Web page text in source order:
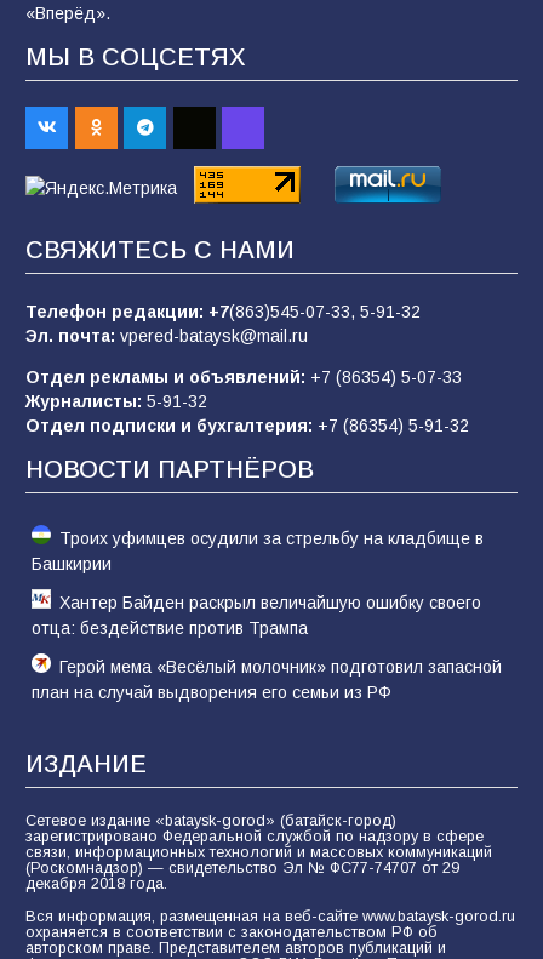
89
«Слухами Москву не возьмёшь»: почему
заявления Киева о мобилизации — это
отчаяние, а не разведка
83 02.08.2026
Батайчане вышли в финал Всероссийского
конкурса «Большая перемена»
62 04.08.2026
Командовал боем до последнего: герой
61 05.08.2026
«Вперёд».
МЫ В СОЦСЕТЯХ
СВЯЖИТЕСЬ С НАМИ
Телефон редакции: +7(863)545-07-33, 5-91-32
Эл. почта: vpered-bataysk@mail.ru
Отдел рекламы и объявлений: +7 (86354) 5-07-33
Журналисты: 5-91-32
Отдел подписки и бухгалтерия: +7 (86354) 5-91-32
НОВОСТИ ПАРТНЁРОВ
Троих уфимцев осудили за стрельбу на кладбище в
Башкирии
Хантер Байден раскрыл величайшую ошибку своего
отца: бездействие против Трампа
Герой мема «Весёлый молочник» подготовил запасной
план на случай выдворения его семьи из РФ
ИЗДАНИЕ
Сетевое издание «bataysk-gorod» (батайск-город)
зарегистрировано Федеральной службой по надзору в сфере
связи, информационных технологий и массовых коммуникаций
(Роскомнадзор) — свидетельство Эл № ФС77-74707 от 29
декабря 2018 года.
Вся информация, размещенная на веб-сайте www.bataysk-gorod.ru
охраняется в соответствии с законодательством РФ об
авторском праве. Представителем авторов публикаций и